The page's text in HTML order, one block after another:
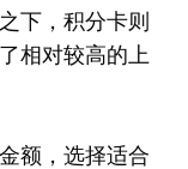
下，积分卡则
相对较高的上
额，选择适合